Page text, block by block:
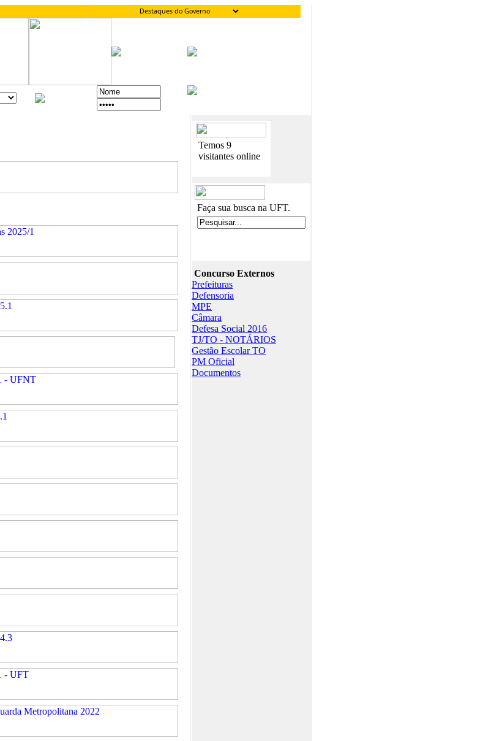
Temos 9
visitantes online
Faça sua busca na UFT.
Concurso Externos
Prefeituras
Defensoria
MPE
Câmara
Defesa Social 2016
TJ/TO - NOTÁRIOS
Gestão Escolar TO
PM Oficial
Documentos